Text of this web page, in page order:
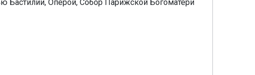
Оперой, Собор Парижской Богоматери